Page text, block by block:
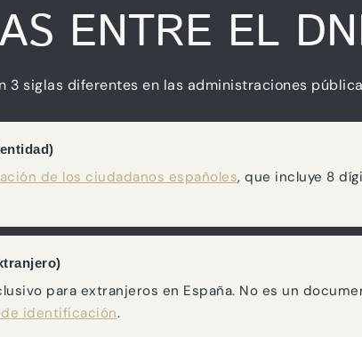
ENTRE EL
siglas diferentes en las administraciones
de los ciudadanos españoles, que incluye 8
para extranjeros en España. No es un
identificación.